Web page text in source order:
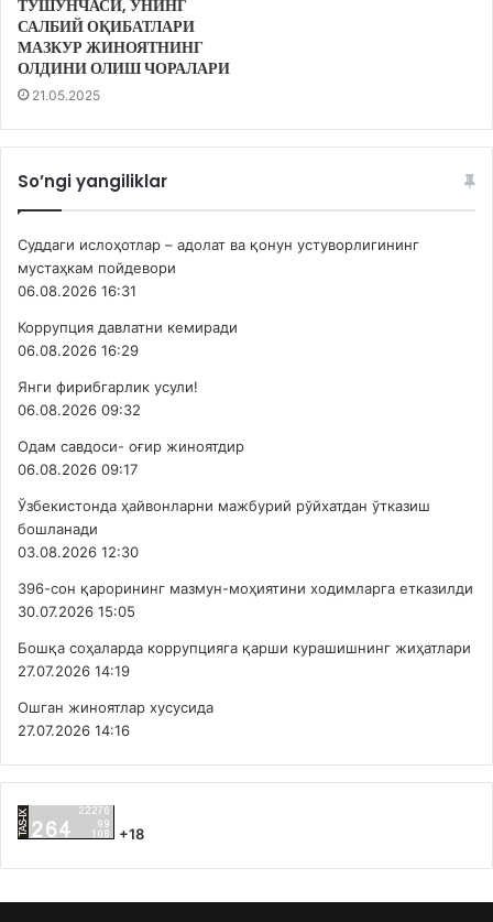
ТУШУНЧАСИ, УНИНГ
САЛБИЙ ОҚИБАТЛАРИ
МАЗКУР ЖИНОЯТНИНГ
ОЛДИНИ ОЛИШ ЧОРАЛАРИ
21.05.2025
So’ngi yangiliklar
Суддаги ислоҳотлар – адолат ва қонун устуворлигининг
мустаҳкам пойдевори
06.08.2026 16:31
Коррупция давлатни кемиради
06.08.2026 16:29
Янги фирибгарлик усули!
06.08.2026 09:32
Одам савдоси- оғир жиноятдир
06.08.2026 09:17
Ўзбекистонда ҳайвонларни мажбурий рўйхатдан ўтказиш
бошланади
03.08.2026 12:30
396-сон қарорининг мазмун-моҳиятини ходимларга етказилди
30.07.2026 15:05
Бошқа соҳаларда коррупцияга қарши курашишнинг жиҳатлари
27.07.2026 14:19
Ошган жиноятлар хусусида
27.07.2026 14:16
+18